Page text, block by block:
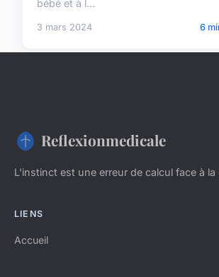
bébé et à l...
3 mars 2024 6
Reflexionmedicale
L'instinct est une erreur de calcul face à
LIENS
Accueil